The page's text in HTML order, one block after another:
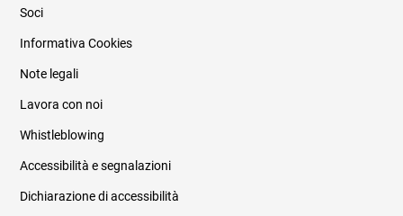
Soci
Informativa Cookies
Note legali
Lavora con noi
Whistleblowing
Accessibilità e segnalazioni
Dichiarazione di accessibilità